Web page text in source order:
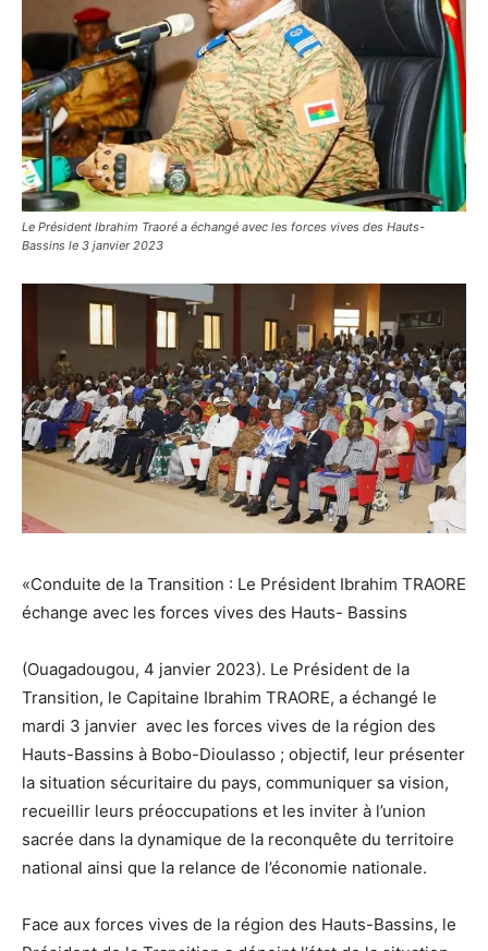
Le Président Ibrahim Traoré a échangé avec les forces vives des Hauts-
Bassins le 3 janvier 2023
«Conduite de la Transition : Le Président Ibrahim TRAORE
échange avec les forces vives des Hauts- Bassins
(Ouagadougou, 4 janvier 2023). Le Président de la
Transition, le Capitaine Ibrahim TRAORE, a échangé le
mardi 3 janvier avec les forces vives de la région des
Hauts-Bassins à Bobo-Dioulasso ; objectif, leur présenter
la situation sécuritaire du pays, communiquer sa vision,
recueillir leurs préoccupations et les inviter à l’union
sacrée dans la dynamique de la reconquête du territoire
national ainsi que la relance de l’économie nationale.
Face aux forces vives de la région des Hauts-Bassins, le